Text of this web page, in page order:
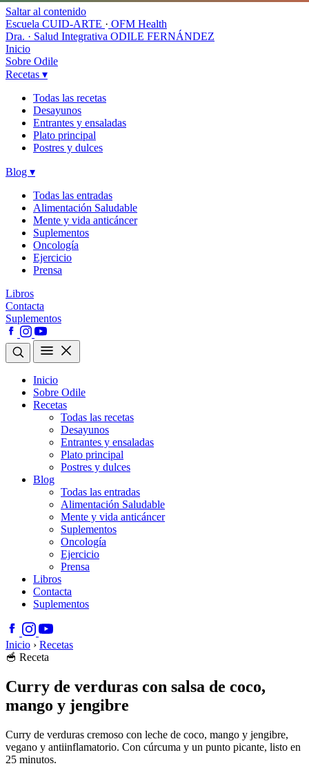
Saltar al contenido
Escuela CUID-ARTE · OFM Health
Dra. · Salud Integrativa ODILE FERNÁNDEZ
Inicio
Sobre Odile
Recetas ▾
Todas las recetas
Desayunos
Entrantes y ensaladas
Plato principal
Postres y dulces
Blog ▾
Todas las entradas
Alimentación Saludable
Mente y vida anticáncer
Suplementos
Oncología
Ejercicio
Prensa
Libros
Contacta
Suplementos
Inicio
Sobre Odile
Recetas
Todas las recetas
Desayunos
Entrantes y ensaladas
Plato principal
Postres y dulces
Blog
Todas las entradas
Alimentación Saludable
Mente y vida anticáncer
Suplementos
Oncología
Ejercicio
Prensa
Libros
Contacta
Suplementos
Inicio › Recetas
🥣 Receta
Curry de verduras con salsa de coco,
mango y jengibre
Curry de verduras cremoso con leche de coco, mango y jengibre,
vegano y antiinflamatorio. Con cúrcuma y un punto picante, listo en
25 minutos.